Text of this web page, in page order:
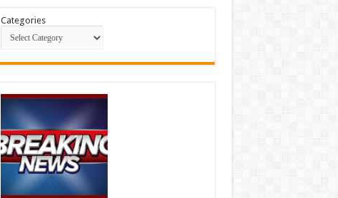
Categories